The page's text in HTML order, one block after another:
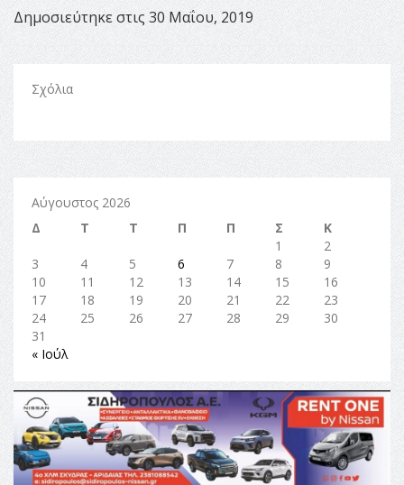
Δημοσιεύτηκε στις 30 Μαΐου, 2019
Σχόλια
Αύγουστος 2026
Δ
Τ Τ Π Π Σ
Κ
1
2
3
4 5 6 7 8
9
10
11 12 13 14 15
16
17
18 19 20 21 22
23
24
25 26 27 28 29
30
31
« Ιούλ